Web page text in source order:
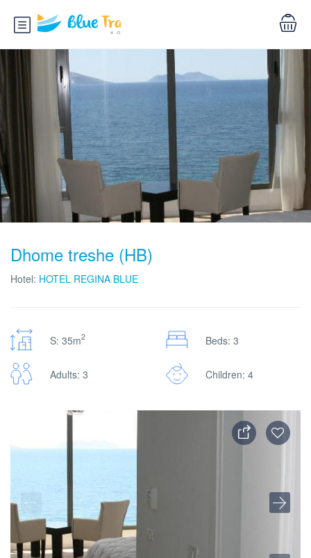
Dhome treshe (HB)
Hotel: HOTEL REGINA BLUE
S: 35m2 Beds: 3
Adults: 3 Children: 4